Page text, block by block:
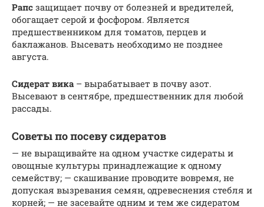
Рапс защищает почву от болезней и вредителей,
обогащает серой и фосфором. Является
предшественником для томатов, перцев и
баклажанов. Высевать необходимо не позднее
августа.
Сидерат вика – вырабатывает в почву азот.
Высевают в сентябре, предшественник для любой
рассады.
Советы по посеву сидератов
— не выращивайте на одном участке сидераты и
овощные культуры принадлежащие к одному
семейству; — скашивание проводите вовремя, не
допуская вызревания семян, одревеснения стебля и
корней; — не засевайте одним и тем же сидератом